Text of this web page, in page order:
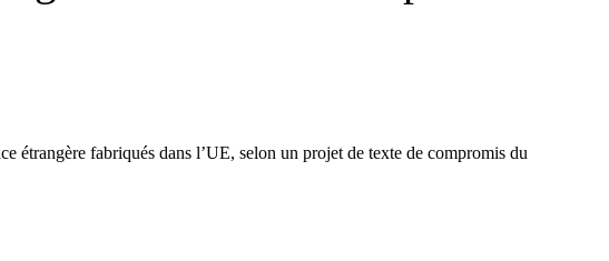
étrangère fabriqués dans l’UE, selon un projet de texte de compromis du